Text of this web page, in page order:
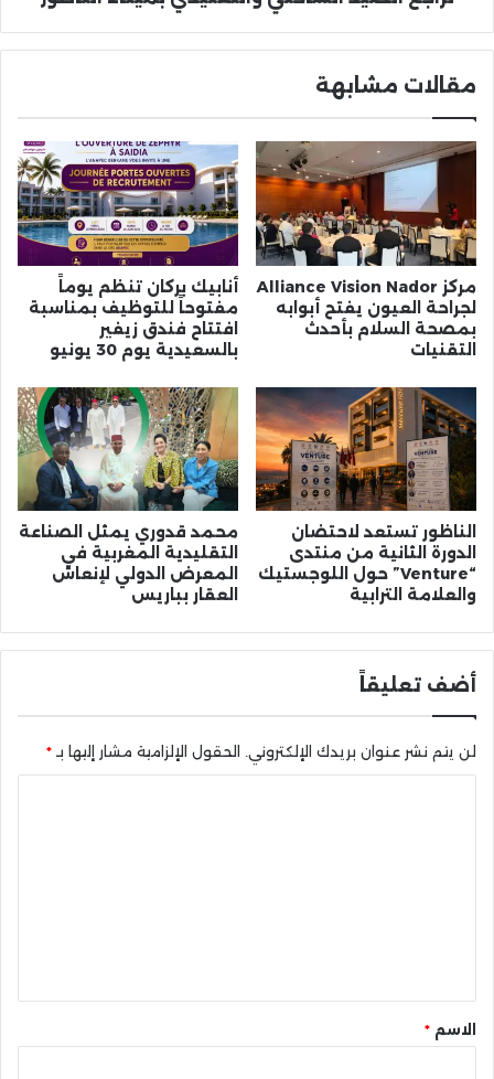
مقالات مشابهة
مركز Alliance Vision Nador
لجراحة العيون يفتح أبوابه
بمصحة السلام بأحدث
التقنيات
أنابيك بركان تنظم يوماً
مفتوحاً للتوظيف بمناسبة
افتتاح فندق زيفير
بالسعيدية يوم 30 يونيو
الناظور تستعد لاحتضان
الدورة الثانية من منتدى
“Venture” حول اللوجستيك
والعلامة الترابية
محمد قدوري يمثل الصناعة
التقليدية المغربية في
المعرض الدولي لإنعاش
العقار بباريس
أضف تعليقاً
لن يتم نشر عنوان بريدك الإلكتروني. الحقول الإلزامية مشار إليها بـ*
* الاسم *